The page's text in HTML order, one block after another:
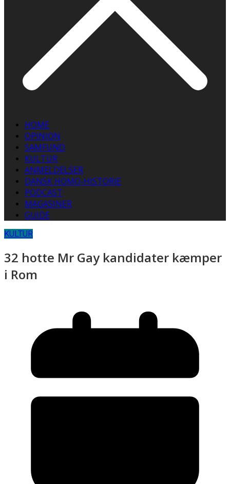
HOME
OPINION
SAMFUND
KULTUR
ANMELDELSER
DANSK HOMO-HISTORIE
PODCAST
MAGASINER
GUIDE
KULTUR
32 hotte Mr Gay kandidater kæmper
i Rom